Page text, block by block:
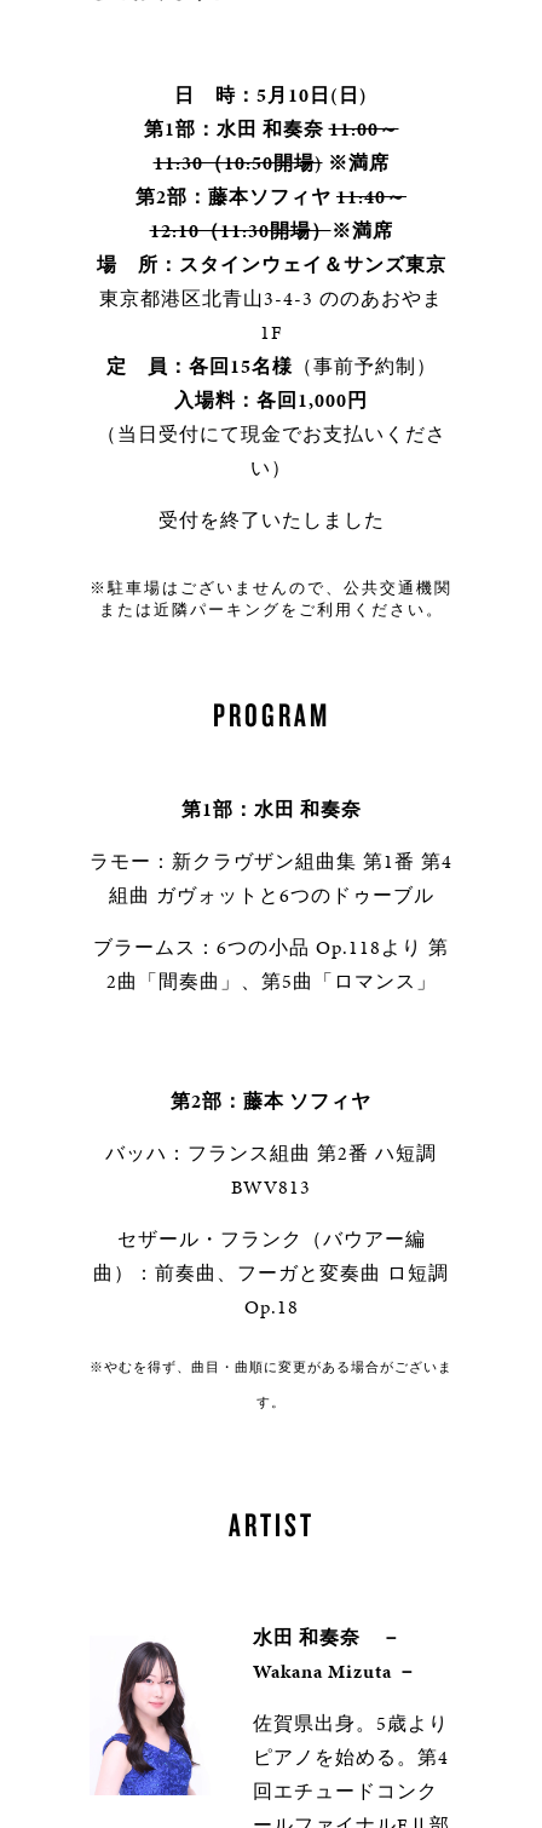
日 時：5月10日(日)
第1部：水田 和奏奈11:00～
11:30（10:50開場)※満席
第2部：藤本ソフィヤ 11:40～
12:10（11:30開場）※満席
場 所：スタインウェイ＆サンズ東京
東京都港区北青山3-4-3 ののあおやま
1F
定 員：各回15名様（事前予約制）
入場料：各回1,000円
（当日受付にて現金でお支払いくださ
い）
受付を終了いたしました
※駐車場はございませんので、公共交通機関
または近隣パーキングをご利用ください。
PROGRAM
第1部：水田 和奏奈
ラモー：新クラヴザン組曲集 第1番 第4
組曲 ガヴォットと6つのドゥーブル
ブラームス：6つの小品 Op.118より 第
2曲「間奏曲」、第5曲「ロマンス」
第2部：藤本 ソフィヤ
バッハ：フランス組曲 第2番 ハ短調
BWV813
セザール・フランク（バウアー編
曲）：前奏曲、フーガと変奏曲 ロ短調
Op.18
※やむを得ず、曲目・曲順に変更がある場合がございま
す。
ARTIST
水田 和奏奈 －
Wakana Mizuta －
佐賀県出身。5歳より
ピアノを始める。第4
回エチュードコンク